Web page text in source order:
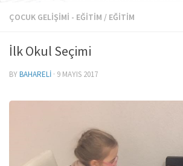
ÇOCUK GELIŞIMI - EĞITIM / EĞITIM
İlk Okul Seçimi
BYBAHARELI · 9 MAYIS 2017